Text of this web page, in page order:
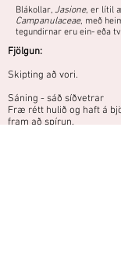
Blákollar, Jasione, er lítil
Campanulaceae, með
tegundirnar eru ein- eða
Fjölgun:
Skipting að vori.
Sáning - sáð síðvetrar
Fræ rétt hulið og haft á
fram að spírun.